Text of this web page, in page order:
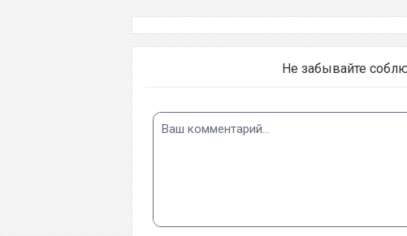
Не забывайте